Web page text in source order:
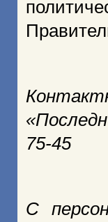
75-45
С